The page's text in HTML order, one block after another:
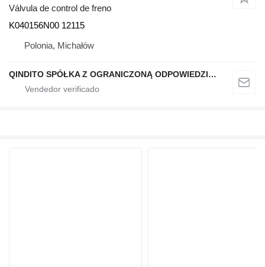
Válvula de control de freno
K040156N00 12115
Polonia, Michałów
QINDITO SPÓŁKA Z OGRANICZONĄ ODPOWIEDZIALNOŚCIĄ